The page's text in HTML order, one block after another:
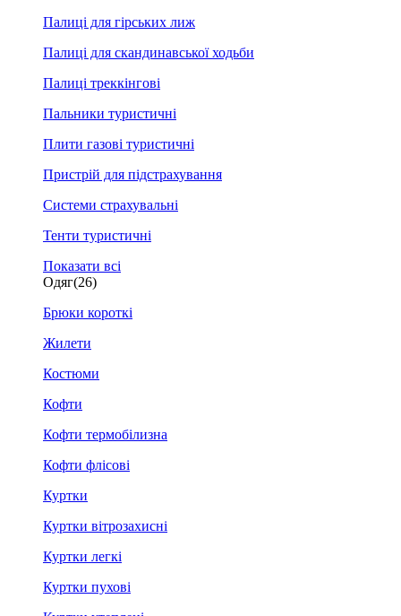
Палиці для гірських лиж
Палиці для скандинавської ходьби
Палиці треккінгові
Пальники туристичні
Плити газові туристичні
Пристрій для підстрахування
Системи страхувальні
Тенти туристичні
Показати всі
Одяг(26)
Брюки короткі
Жилети
Костюми
Кофти
Кофти термобілизна
Кофти флісові
Куртки
Куртки вітрозахисні
Куртки легкі
Куртки пухові